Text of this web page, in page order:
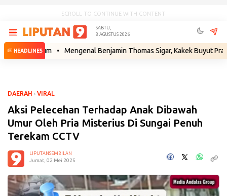
SCROLL TO CONTINUE WITH CONTENT
SABTU,
8 AGUSTUS 2026
HEADLINES
• Mengenal Benjamin Thomas Sigar, Kakek Buyut Prabowo dari
DAERAH › VIRAL
Aksi Pelecehan Terhadap Anak Dibawah
Umur Oleh Pria Misterius Di Sungai Penuh
Terekam CCTV
LIPUTANSEMBILAN
Jumat, 02 Mei 2025